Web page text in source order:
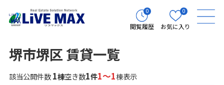
0
閲覧履歴
0
お気に入り
堺市堺区 賃貸一覧
該当公開件数1棟空き数1件1～1棟表示